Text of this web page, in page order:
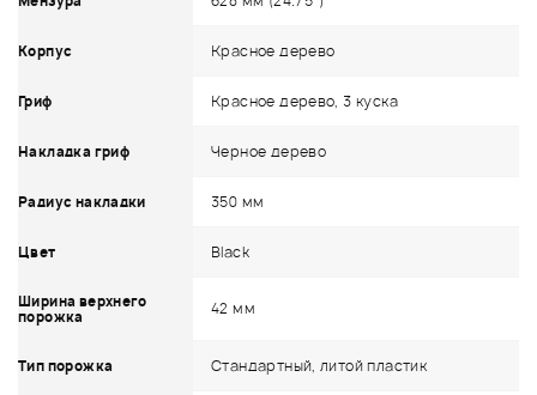
Корпус Красное дерево
Гриф Красное дерево, 3 куска
Накладка гриф Черное дерево
Радиус накладки 350 мм
Цвет Black
Ширина верхнего
порожка
42 мм
Тип порожка Стандартный, литой пластик